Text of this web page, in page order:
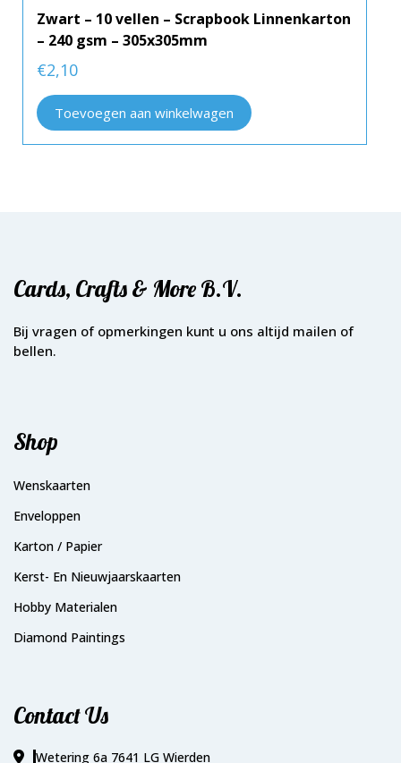
Zwart – 10 vellen – Scrapbook Linnenkarton
– 240 gsm – 305x305mm
€2,10
Toevoegen aan winkelwagen
Cards, Crafts & More B.V.
Bij vragen of opmerkingen kunt u ons altijd mailen of
bellen.
Shop
Wenskaarten
Enveloppen
Karton / Papier
Kerst- En Nieuwjaarskaarten
Hobby Materialen
Diamond Paintings
Contact Us
Wetering 6a 7641 LG Wierden